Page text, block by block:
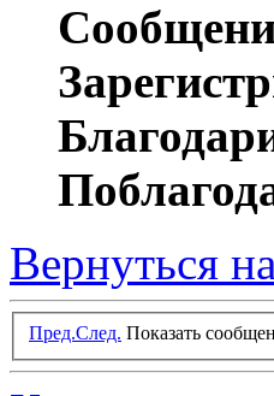
Вернуться
Пред.След. Показать